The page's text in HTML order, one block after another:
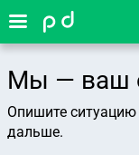
Мы — ваш
Опишите
дальше.